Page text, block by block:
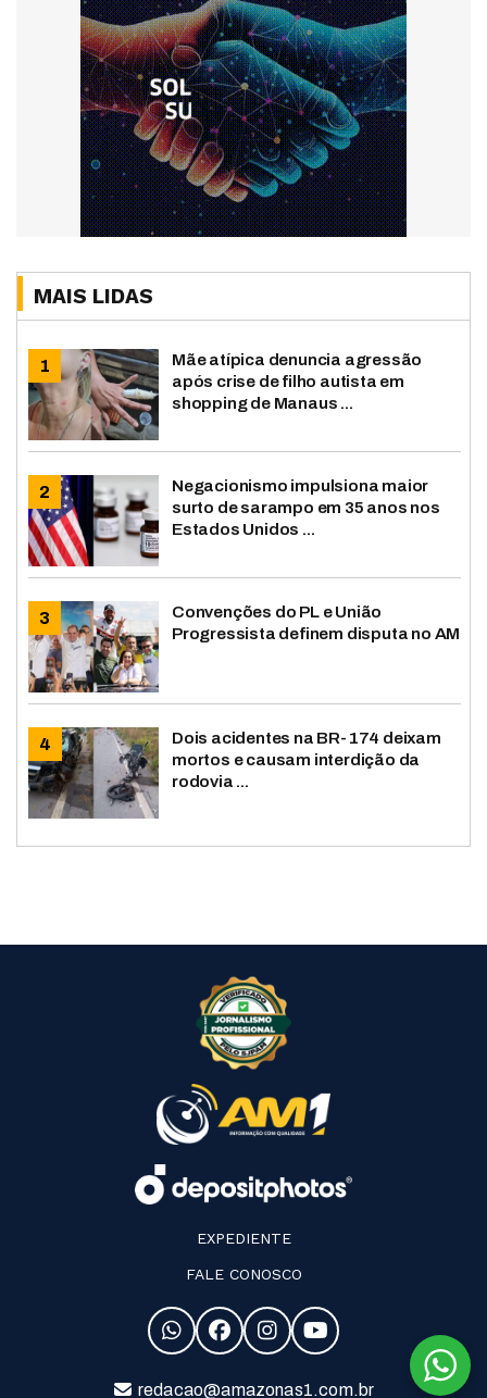
MAIS LIDAS
Mãe atípica denuncia agressão
após crise de filho autista em
shopping de Manaus ...
Negacionismo impulsiona maior
surto de sarampo em 35 anos nos
Estados Unidos ...
Convenções do PL e União
Progressista definem disputa no AM
Dois acidentes na BR-174 deixam
mortos e causam interdição da
rodovia ...
EXPEDIENTE
FALE CONOSCO
redacao@amazonas1.com.br